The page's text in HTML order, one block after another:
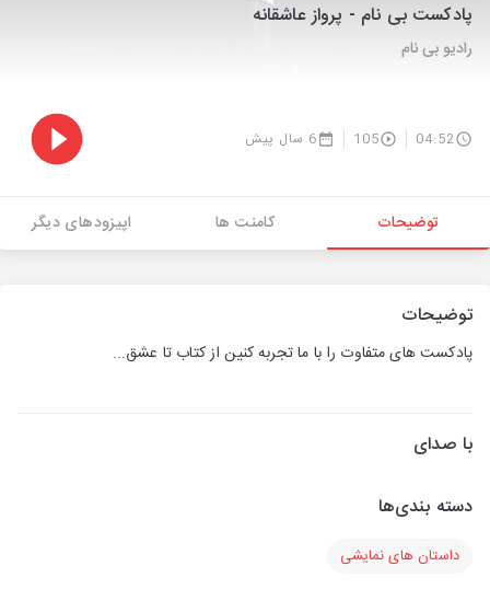
پادکست بی نام - پرواز عاشقانه
رادیو بی نام
04:52
105 6 سال پیش
توضیحات کامنت ها اپیزودهای دیگر
توضیحات
پادکست های متفاوت را با ما تجربه کنین از کتاب تا عشق...
با صدای
دسته بندی‌ها
داستان های نمایشی